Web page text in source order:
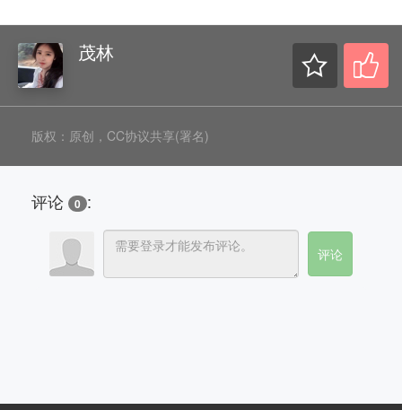
茂林
版权：原创，CC协议共享(署名)
评论 0 :